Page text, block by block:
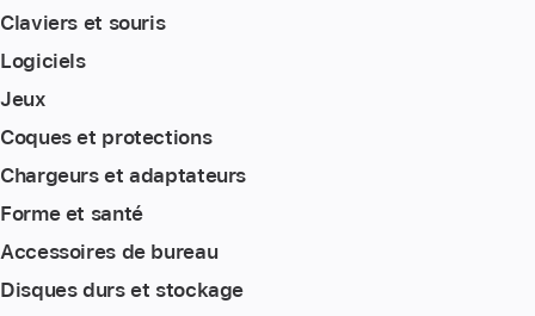
Claviers et souris
Logiciels
Jeux
Coques et protections
Chargeurs et adaptateurs
Forme et santé
Accessoires de bureau
Disques durs et stockage